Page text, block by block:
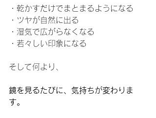
・乾かすだけでまとまるようになる
・ツヤが自然に出る
・湿気で広がらなくなる
・若々しい印象になる
そして何より、
鏡を見るたびに、気持ちが変わりま
す。